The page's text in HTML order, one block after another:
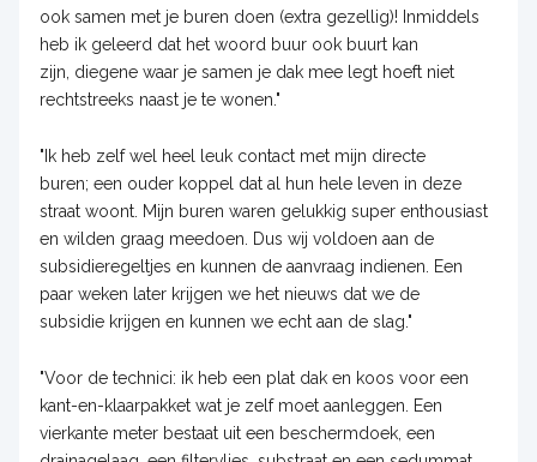
ook samen met je buren doen (extra gezellig)! Inmiddels
heb ik geleerd dat het woord buur ook buurt kan
zijn, diegene waar je samen je dak mee legt hoeft niet
rechtstreeks naast je te wonen."
"Ik heb zelf wel heel leuk contact met mijn directe
buren; een ouder koppel dat al hun hele leven in deze
straat woont. Mijn buren waren gelukkig super enthousiast
en wilden graag meedoen. Dus wij voldoen aan de
subsidieregeltjes en kunnen de aanvraag indienen. Een
paar weken later krijgen we het nieuws dat we de
subsidie krijgen en kunnen we echt aan de slag."
"Voor de technici: ik heb een plat dak en koos voor een
kant-en-klaarpakket wat je zelf moet aanleggen. Een
vierkante meter bestaat uit een beschermdoek, een